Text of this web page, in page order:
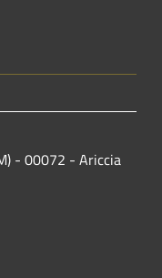
- 00072 - Ariccia